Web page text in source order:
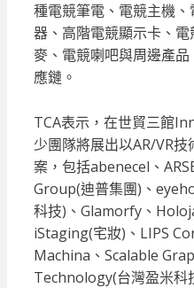
種電競筆電、電競主機
器、高階電競顯示卡、
麥、電競喇吧與周邊產
應鏈。
TCA表示，在世貿三館
少團隊將展出以AR/VR
案，包括abenecel、
Group(迪普集團)、
科技)、Glamorfy、
iStaging(宅妝)、LIPS
Machina、Scalable
Technology(台灣盈米科